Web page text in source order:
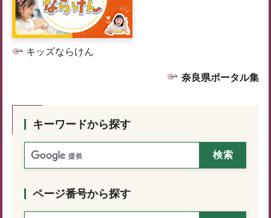
キッズならけん
奈良県ポータル集
キーワードから探す
ページ番号から探す